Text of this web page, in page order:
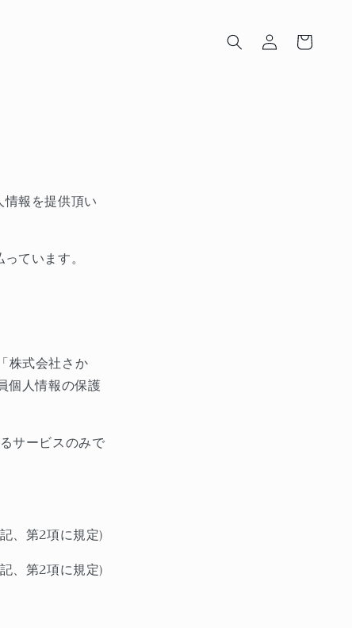
グ
イ
ー
報を提供頂い
ています。
株式会社さか
個人情報の保護
サービスのみで
、第2項に規定)
、第2項に規定)